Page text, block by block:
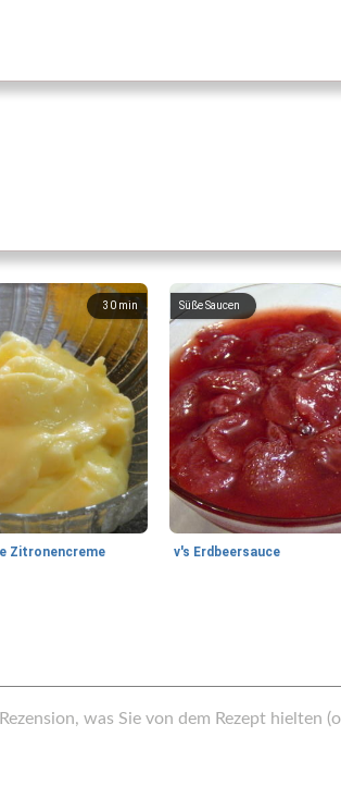
30 min
Zitronencreme
Süße Saucen
v's Erdbeersauce